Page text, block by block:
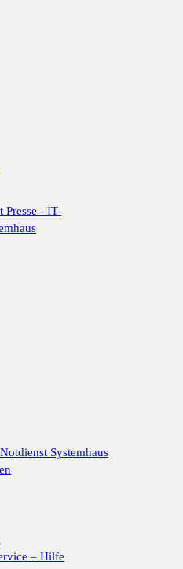
Systemhaus
– Hilfe